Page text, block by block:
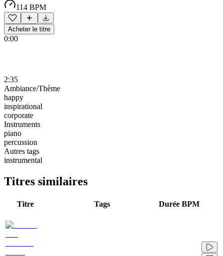
114 BPM
Acheter le titre
0:00
2:35
Ambiance/Thème
happy
inspirational
corporate
Instruments
piano
percussion
Autres tags
instrumental
Titres similaires
Titre Tags Durée BPM